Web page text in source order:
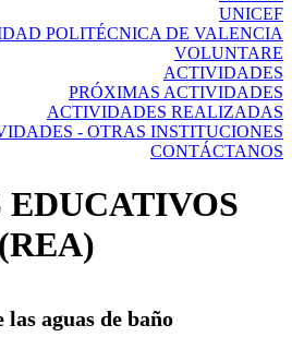
UNICEF
POLITÉCNICA DE VALENCIA
VOLUNTARE
ACTIVIDADES
PRÓXIMAS ACTIVIDADES
ACTIVIDADES REALIZADAS
- OTRAS INSTITUCIONES
CONTÁCTANOS
EDUCATIVOS
aguas de baño